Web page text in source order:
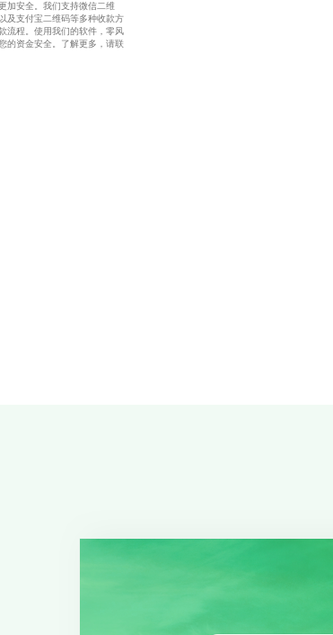
加安全。我们支持微信二维
及支付宝二维码等多种收款方
流程。使用我们的软件，零风
的资金安全。了解更多，请联